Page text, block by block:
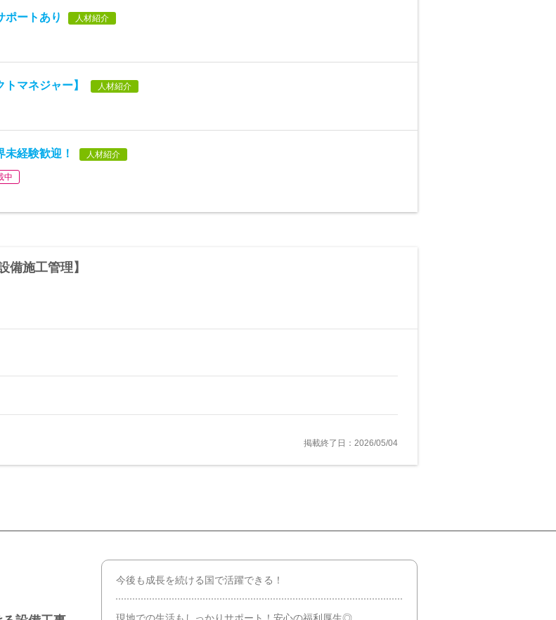
ポートあり 人材紹介
マネジャー】 人材紹介
経験歓迎！ 人材紹介
中
施工管理】
掲載終了日：2026/05/04
今後も成長を続ける国で活躍できる！
現地での生活もしっかりサポート！安心の福利厚生◎